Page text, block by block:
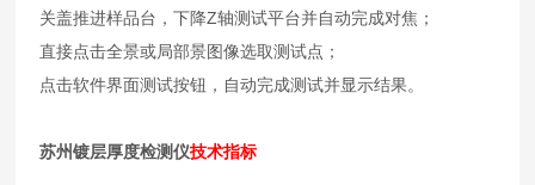
关盖推进样品台，下降Z轴测试平台并自动完成对焦；
直接点击全景或局部景图像选取测试点；
点击软件界面测试按钮，自动完成测试并显示结果。
苏州镀层厚度检测仪技术指标